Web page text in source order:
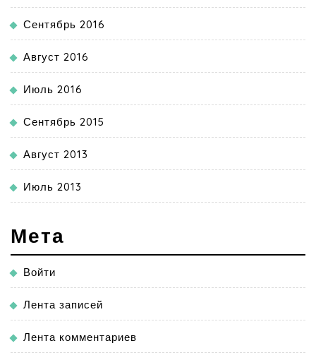
Сентябрь 2016
Август 2016
Июль 2016
Сентябрь 2015
Август 2013
Июль 2013
Мета
Войти
Лента записей
Лента комментариев